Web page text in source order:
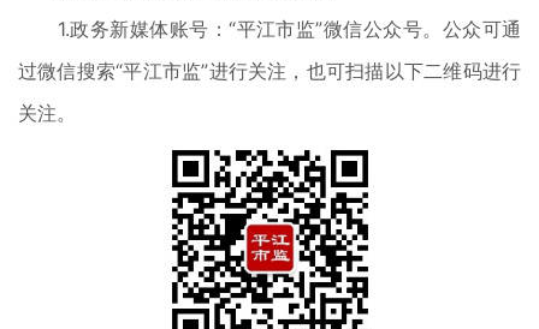
1.政务新媒体账号：“平江市监”微信公众号。公众可通
过微信搜索“平江市监”进行关注，也可扫描以下二维码进行
关注。